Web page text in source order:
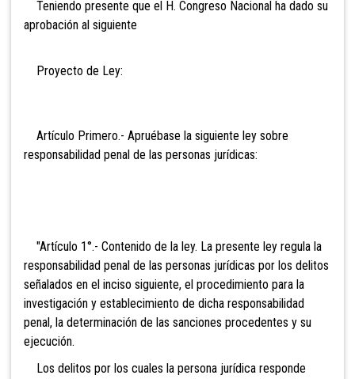
Teniendo presente que el H. Congreso Nacional ha dado su
aprobación al siguiente
Proyecto de Ley:
Artículo Primero.- Apruébase la siguiente ley sobre
responsabilidad penal de las personas jurídicas:
"Artículo 1°.- Contenido de la ley. La presente ley regula la
responsabilidad penal de las personas jurídicas por los delitos
señalados en el inciso siguiente, el procedimiento para la
investigación y establecimiento de dicha responsabilidad
penal, la determinación de las sanciones procedentes y su
ejecución.
Los delitos por los cuales la persona jurídica responde